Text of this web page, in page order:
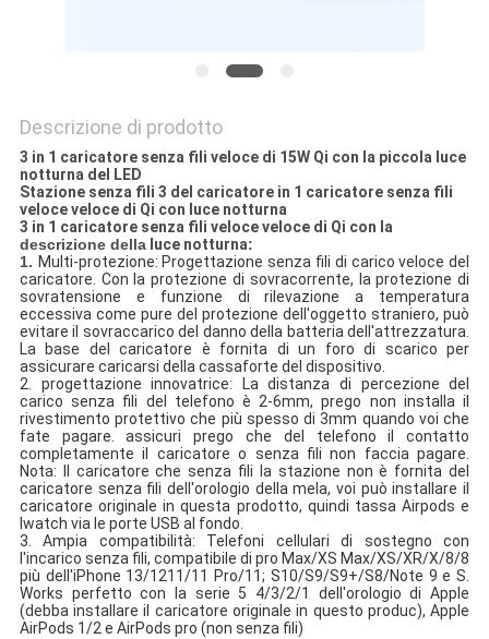
Descrizione di prodotto
3 in 1 caricatore senza fili veloce di 15W Qi con la piccola luce
notturna del LED
Stazione senza fili 3 del caricatore in 1 caricatore senza fili
veloce veloce di Qi con luce notturna
3 in 1 caricatore senza fili veloce veloce di Qi con la
descrizione dellaluce notturna:
1. Multi-protezione: Progettazione senza fili di carico veloce del
caricatore. Con la protezione di sovracorrente, la protezione di
sovratensione e funzione di rilevazione a temperatura
eccessiva come pure del protezione dell'oggetto straniero, può
evitare il sovraccarico del danno della batteria dell'attrezzatura.
La base del caricatore è fornita di un foro di scarico per
assicurare caricarsi della cassaforte del dispositivo.
2. progettazione innovatrice: La distanza di percezione del
carico senza fili del telefono è 2-6mm, prego non installa il
rivestimento protettivo che più spesso di 3mm quando voi che
fate pagare.
assicuri prego che del telefono il contatto
completamente il caricatore o senza fili non faccia pagare.
Nota: Il caricatore che senza fili la stazione non è fornita del
caricatore senza fili dell'orologio della mela, voi può installare il
caricatore originale in questa prodotto, quindi tassa Airpods e
Iwatch via le porte USB al fondo.
3.Ampia compatibilità: Telefoni cellulari di sostegno con
l'incarico senza fili, compatibile di pro Max/XS Max/XS/XR/X/8/8
più dell'iPhone 13/1211/11 Pro/11; S10/S9/S9+/S8/Note 9 e S.
Works perfetto con la serie 5 4/3/2/1 dell'orologio di Apple
(debba installare il caricatore originale in questo produc), Apple
AirPods 1/2 e AirPods pro (non senza fili)